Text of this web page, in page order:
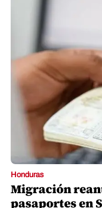
Honduras
Migración
pasaportes en